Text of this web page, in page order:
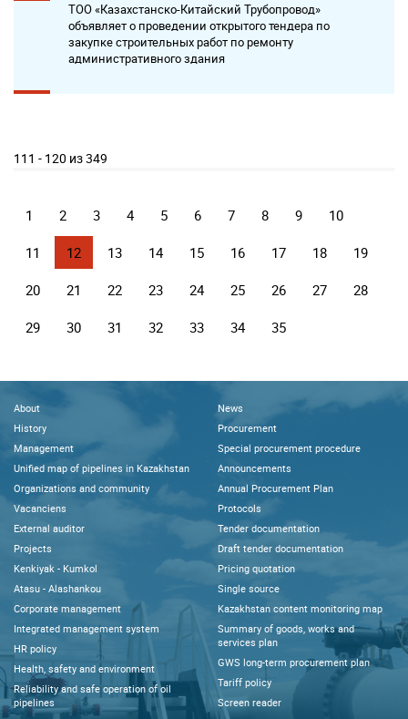
ТОО «Казахстанско-Китайский Трубопровод»
объявляет о проведении открытого тендера по
закупке строительных работ по ремонту
административного здания
111 - 120 из 349
1 2 3 4 5 6 7 8 9 10
11 12 13 14 15 16 17 18 19
20 21 22 23 24 25 26 27 28
29 30 31 32 33 34 35
About
History
Management
Unified map of pipelines in Kazakhstan
Organizations and community
Vacanciens
External auditor
Projects
Kenkiyak - Kumkol
Atasu - Alashankou
Corporate management
Integrated management system
HR policy
Health, safety and environment
Reliability and safe operation of oil
pipelines
News
Procurement
Special procurement procedure
Announcements
Annual Procurement Plan
Protocols
Tender documentation
Draft tender documentation
Pricing quotation
Single source
Kazakhstan content monitoring map
Summary of goods, works and
services plan
GWS long-term procurement plan
Tariff policy
Screen reader